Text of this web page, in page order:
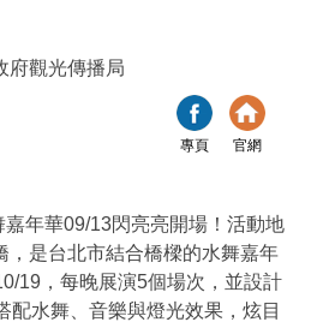
府觀光傳播局
專頁 官網
年華09/13閃亮亮開場！活動地
，是台北市結合橋樑的水舞嘉年
19，每晚展演5個場次，並設計
配水舞、音樂與燈光效果，炫目